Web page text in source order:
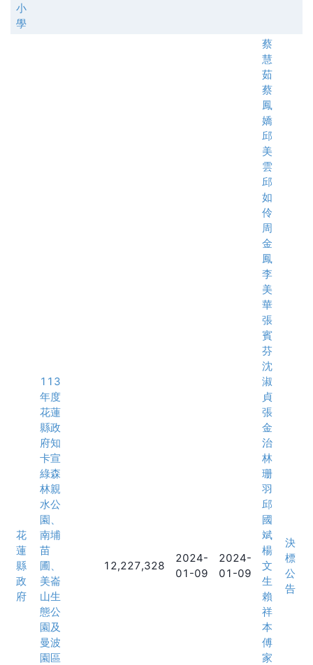
小
學
花
蓮
縣
政
府
113
年度
花蓮
縣政
府知
卡宣
綠森
林親
水公
園、
南埔
苗
圃、
美崙
山生
態公
園及
曼波
園區
12,227,328
2024-
01-09
2024-
01-09
蔡
慧
茹
蔡
鳳
嬌
邱
美
雲
邱
如
伶
周
金
鳳
李
美
華
張
賓
芬
沈
淑
貞
張
金
治
林
珊
羽
邱
國
斌
楊
文
生
賴
祥
本
傅
家
決
標
公
告